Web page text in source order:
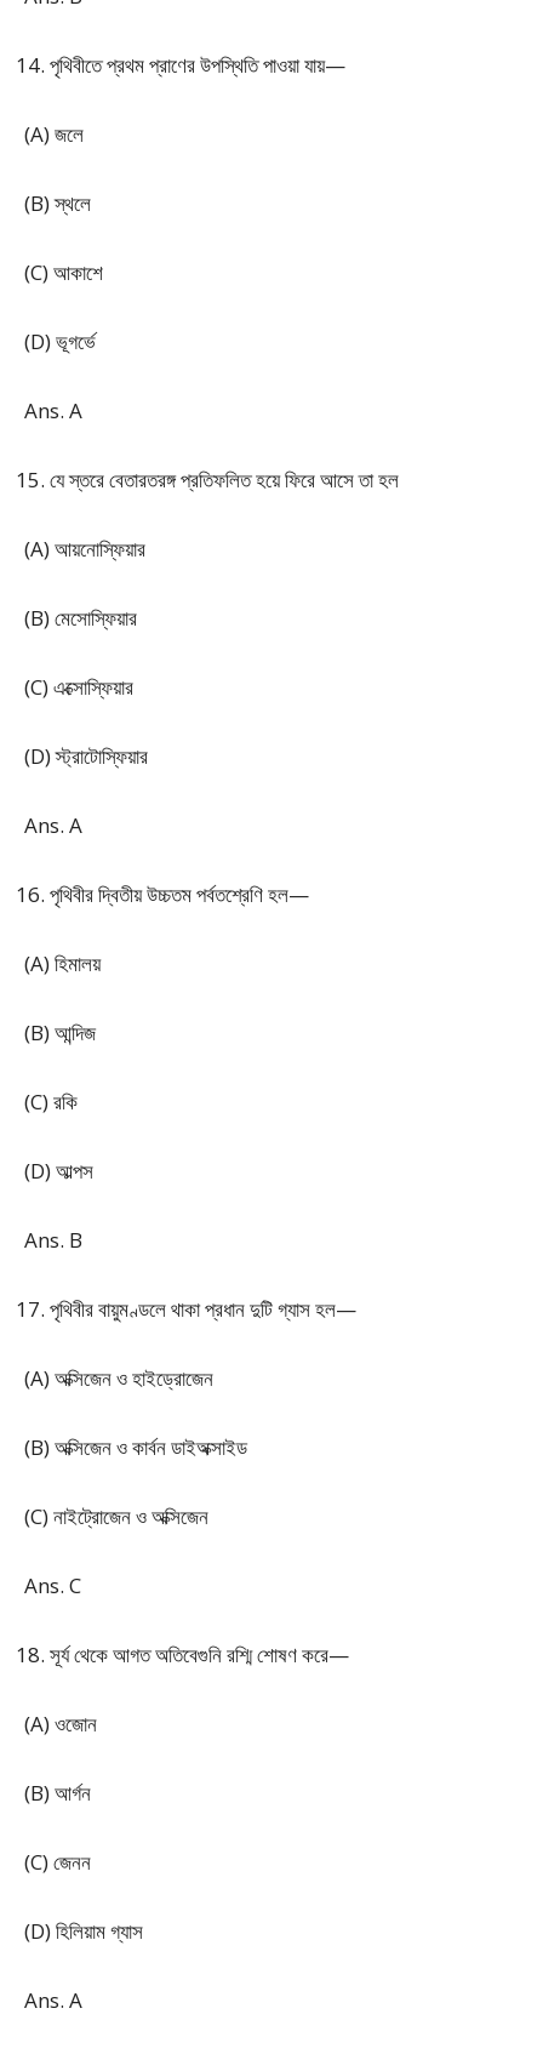
পৃথিবীতে প্রথম প্রাণের উপস্থিতি পাওয়া যায়—
(A) জলে
(B) স্থলে
(C) আকাশে
(D) ভূগর্ভে
Ans. A
যে স্তরে বেতারতরঙ্গ প্রতিফলিত হয়ে ফিরে আসে তা হল
(A) আয়নোস্ফিয়ার
(B) মেসোস্ফিয়ার
(C) এক্সোস্ফিয়ার
(D) স্ট্রাটোস্ফিয়ার
Ans. A
পৃথিবীর দ্বিতীয় উচ্চতম পর্বতশ্রেণি হল—
(A) হিমালয়
(B) আন্দিজ
(C) রকি
(D) আল্পস
Ans. B
পৃথিবীর বায়ুমণ্ডলে থাকা প্রধান দুটি গ্যাস হল—
(A) অক্সিজেন ও হাইড্রোজেন
(B) অক্সিজেন ও কার্বন ডাইঅক্সাইড
(C) নাইট্রোজেন ও অক্সিজেন
Ans. C
সূর্য থেকে আগত অতিবেগুনি রশ্মি শোষণ করে—
(A) ওজোন
(B) আর্গন
(C) জেনন
(D) হিলিয়াম গ্যাস
Ans. A